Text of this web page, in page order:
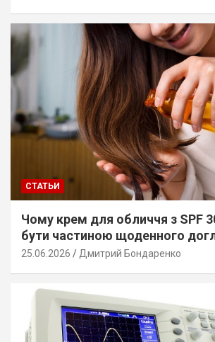
СТАТЬИ
Чому крем для обличчя з SPF
бути частиною щоденного
25.06.2026 Дмитрий Бондаренко